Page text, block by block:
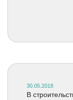
30.05.2018
В